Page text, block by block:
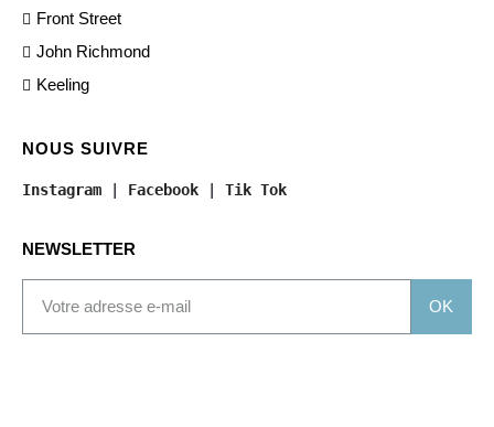
Front Street
John Richmond
Keeling
NOUS SUIVRE
Instagram Facebook Tik Tok
NEWSLETTER
OK